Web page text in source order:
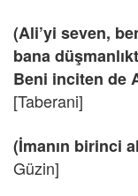
(Ali’yi seven,
bana
Beni inciten de
[Taberani]
(İmanın birinci
Güzin]